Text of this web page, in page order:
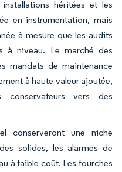
héritées et les
en instrumentation, mais
à mesure que les audits
à niveau. Le marché des
mandats de maintenance
à haute valeur ajoutée,
conservateurs vers des
conserveront une niche
solides, les alarmes de
à faible coût. Les fourches